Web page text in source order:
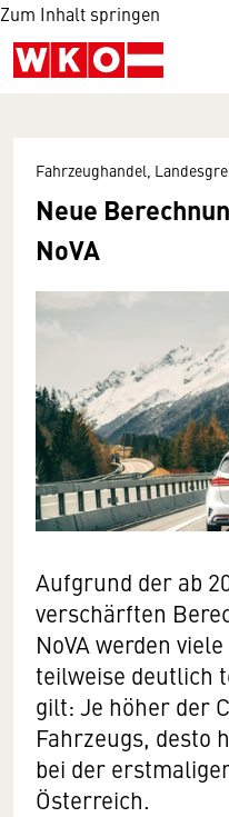
Zum Inhalt springen
Fahrzeughandel,
Neue
NoVA
Aufgrund der ab
verschärften
NoVA werden
teilweise deutlich
gilt: Je höher der
Fahrzeugs, desto
bei der
Österreich.